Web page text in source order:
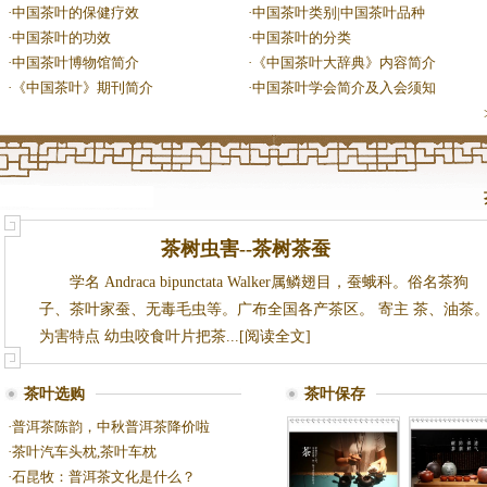
·中国茶叶的保健疗效 ·中国茶叶类别|中国茶叶品种
·中国茶叶的功效 ·中国茶叶的分类
·中国茶叶博物馆简介 · 《中国茶叶大辞典》内容简介
· 《中国茶叶》期刊简介 ·中国茶叶学会简介及入会须知
茶树虫害--茶树茶蚕
学名 Andraca bipunctata Walker属鳞翅目，蚕蛾科。俗名茶狗
子、茶叶家蚕、无毒毛虫等。广布全国各产茶区。 寄主 茶、油茶
为害特点 幼虫咬食叶片把茶...[阅读全文]
茶叶选购
·普洱茶陈韵，中秋普洱茶降价啦
·茶叶汽车头枕,茶叶车枕
·石昆牧：普洱茶文化是什么？
茶叶保存